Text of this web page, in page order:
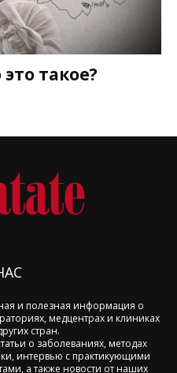
такое?
и полезная информация о
медцентрах и клиниках
стран.
о заболеваниях, методах
интервью с практикующими
а также новости от наших